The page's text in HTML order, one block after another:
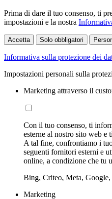
Prima di dare il tuo consenso, ti
impostazioni e la nostra
Accetta Solo obbligatori
Informativa sulla protezione dei
Impostazioni personali sulla
Marketing attraverso il
Con il tuo consenso, ti
esterne al nostro sito web e
A tal fine, confrontiamo i
seguenti fornitori esterni e
online, a condizione che tu
Bing, Criteo, Meta,
Marketing